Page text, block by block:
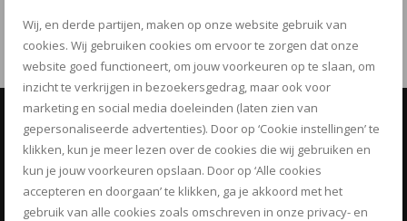
Wij, en derde partijen, maken op onze website gebruik van
cookies. Wij gebruiken cookies om ervoor te zorgen dat onze
website goed functioneert, om jouw voorkeuren op te slaan, om
inzicht te verkrijgen in bezoekersgedrag, maar ook voor
marketing en social media doeleinden (laten zien van
gepersonaliseerde advertenties). Door op ‘Cookie instellingen’ te
klikken, kun je meer lezen over de cookies die wij gebruiken en
kun je jouw voorkeuren opslaan. Door op ‘Alle cookies
accepteren en doorgaan’ te klikken, ga je akkoord met het
gebruik van alle cookies zoals omschreven in onze privacy- en
FACEBOOK
PINTEREST
OPTIMIZ
Know how to be fit
BOEK NU JE GRATIS PERSONAL